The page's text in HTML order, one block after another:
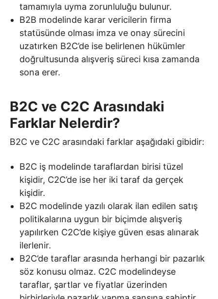
tamamıyla uyma zorunluluğu bulunur.
B2B modelinde karar vericilerin firma
statüsünde olması imza ve onay sürecini
uzatırken B2C’de ise belirlenen hükümler
doğrultusunda alışveriş süreci kısa zamanda
sona erer.
B2C ve C2C Arasındaki
Farklar Nelerdir?
B2C ve C2C arasındaki farklar aşağıdaki gibidir:
B2C iş modelinde taraflardan birisi tüzel
kişidir, C2C’de ise her iki taraf da gerçek
kişidir.
B2C modelinde yazılı olarak ilan edilen satış
politikalarına uygun bir biçimde alışveriş
yapılırken C2C’de kişiye güven esas alınarak
ilerlenir.
B2C’de taraflar arasında herhangi bir pazarlık
söz konusu olmaz. C2C modelindeyse
taraflar, şartlar ve fiyatlar üzerinden